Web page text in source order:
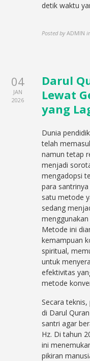
detik waktu
Posted by ADMIN
04
JAN
2026
Darul
Lewat
yang
Dunia
telah
namun tetap
menjadi
mengadopsi
para
satu metode
sedang
Metode ini
kemampuan
spiritual,
untuk
efektivitas
metode
Secara
di Darul
santri agar
Hz. Di tahun
ini
pikiran